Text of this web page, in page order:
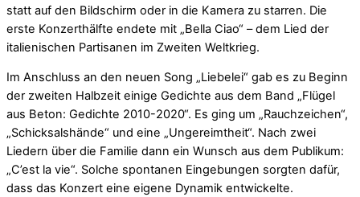
statt auf den Bildschirm oder in die Kamera zu starren. Die
erste Konzerthälfte endete mit „Bella Ciao“ – dem Lied der
italienischen Partisanen im Zweiten Weltkrieg.
Im Anschluss an den neuen Song „Liebelei“ gab es zu Beginn
der zweiten Halbzeit einige Gedichte aus dem Band „Flügel
aus Beton: Gedichte 2010-2020“. Es ging um „Rauchzeichen“,
„Schicksalshände“ und eine „Ungereimtheit“. Nach zwei
Liedern über die Familie dann ein Wunsch aus dem Publikum:
„C’est la vie“. Solche spontanen Eingebungen sorgten dafür,
dass das Konzert eine eigene Dynamik entwickelte.